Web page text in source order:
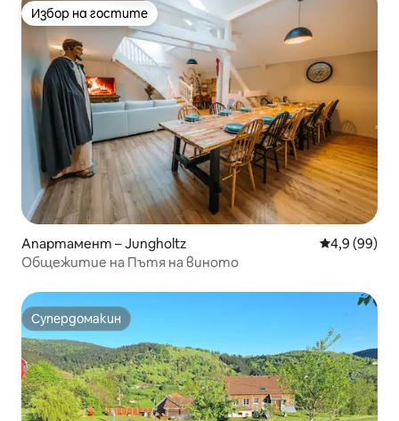
Избор на гостите
Избор на гостите
Апартамент – Jungholtz Средна
4,9 (99)
Общежитие на Пътя на виното
Супердомакин
Супердомакин